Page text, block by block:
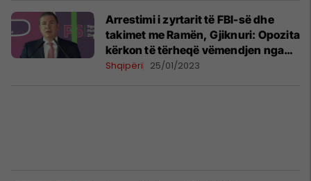
Arrestimi i zyrtarit të FBI-së dhe
takimet me Ramën, Gjiknuri: Opozita
kërkon të tërheqë vëmendjen nga
provat për 21 janarin
Shqipëri 25/01/2023